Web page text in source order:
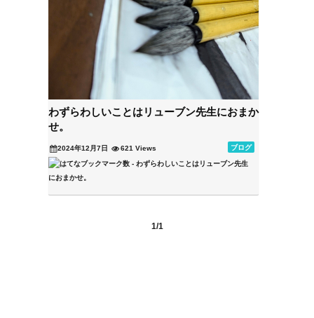
わずらわしいことはリューブン先生におまか
せ。
2024年12月7日 ブログ
621 Views
1/1